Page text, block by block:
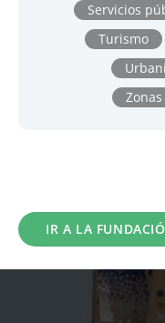
Servicios
Turismo
IR A LA